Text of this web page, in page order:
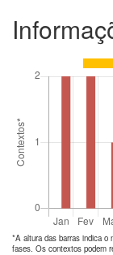
*A altura das barras indica o
fases. Os contextos podem